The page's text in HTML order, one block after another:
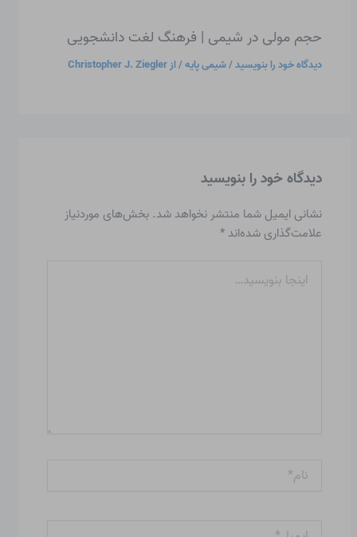
حجم مولی در شیمی | فرهنگ لغت دانشجویی
دیدگاه‌ خود را بنویسید/شیمی پایه/ ازChristopher J. Ziegler
دیدگاه‌ خود را بنویسید
نشانی ایمیل شما منتشر نخواهد شد. بخش‌های موردنیاز
علامت‌گذاری شده‌اند*
بنویسید…
ایمیل*